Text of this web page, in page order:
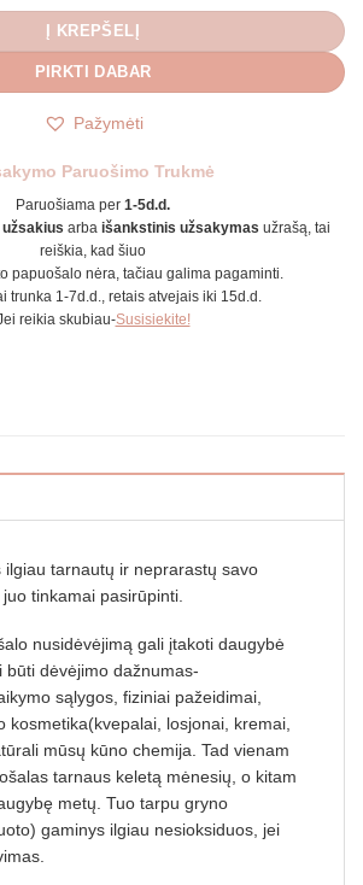
Į KREPŠELĮ
PIRKTI DABAR
Pažymėti
Paruošimo Trukmė
Paruošiama per 1-5d.d.
arba išankstinis užsakymas užrašą, tai
reiškia, kad šiuo
papuošalo nėra, tačiau galima pagaminti.
trunka 1-7d.d., retais atvejais iki 15d.d.
reikia skubiau-Susisiekite!
ilgiau tarnautų ir neprarastų savo
tinkamai pasirūpinti.
nusidėvėjimą gali įtakoti daugybė
būti dėvėjimo dažnumas-
sąlygos, fiziniai pažeidimai,
kosmetika(kvepalai, losjonai, kremai,
mūsų kūno chemija. Tad vienam
tarnaus keletą mėnesių, o kitam
metų. Tuo tarpu gryno
gaminys ilgiau nesioksiduos, jei